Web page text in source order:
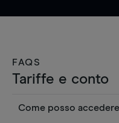
FAQS
Tariffe e conto
Come posso